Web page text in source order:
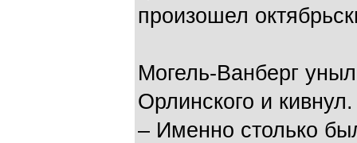
произошел
Могель-Ванберг
Орлинского и кивнул.
– Именно столько